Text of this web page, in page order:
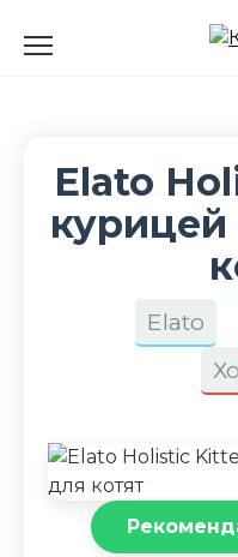
Elato
курицей
Elato